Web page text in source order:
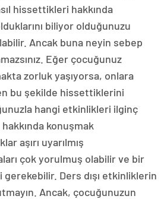
hissettikleri hakkında
biliyor olduğunuzu
Ancak buna neyin sebep
Eğer çocuğunuz
zorluk yaşıyorsa, onlara
bu şekilde hissettiklerini
hangi etkinlikleri ilginç
konuşmak
aşırı uyarılmış
çok yorulmuş olabilir ve bir
Ders dışı etkinliklerin
Ancak, çocuğunuzun